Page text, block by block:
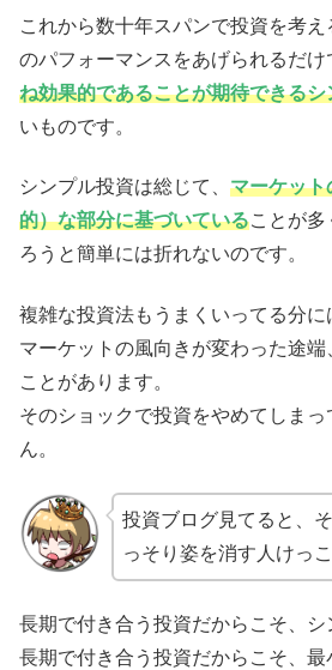
これから数十年スパンで投資を考え
のパフォーマンスをあげられるだけ
ね効果的であることが期待できるシ
いものです。
シンプル投資は総じて、 マーケット
的）な部分に基づいていることが
ろうと簡単には折れないのです。
複雑な投資法もうまくいってる分に
マーケットの風向きが変わった途
ことがあります。
そのショックで投資をやめてしま
ん。
投資ブログ見てると、
っそり姿を消す人けっ
長期で付き合う投資だからこそ、シ
長期で付き合う投資だからこそ、最